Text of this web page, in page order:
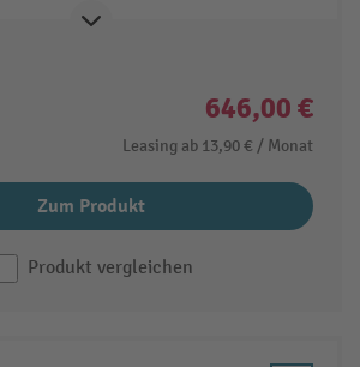
646,00 €
Leasing ab 13,90 € / Monat
Zum Produkt
Produkt vergleichen